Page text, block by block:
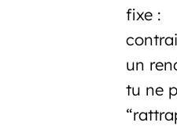
fixe:
un
tu ne